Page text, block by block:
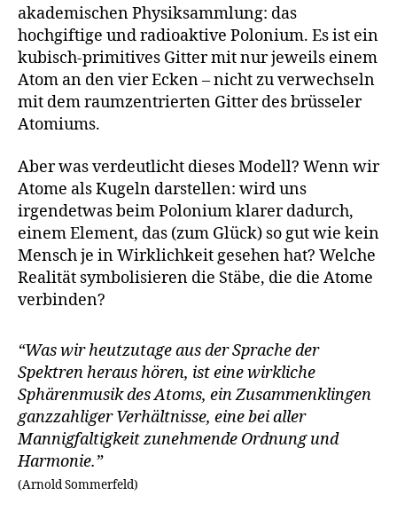
akademischen Physiksammlung: das
hochgiftige und radioaktive Polonium. Es ist ein
kubisch-primitives Gitter mit nur jeweils einem
Atom an den vier Ecken – nicht zu verwechseln
mit dem raumzentrierten Gitter des brüsseler
Atomiums.
Aber was verdeutlicht dieses Modell? Wenn wir
Atome als Kugeln darstellen: wird uns
irgendetwas beim Polonium klarer dadurch,
einem Element, das (zum Glück) so gut wie kein
Mensch je in Wirklichkeit gesehen hat? Welche
Realität symbolisieren die Stäbe, die die Atome
verbinden?
“Was wir heutzutage aus der Sprache der
Spektren heraus hören, ist eine wirkliche
Sphärenmusik des Atoms, ein Zusammenklingen
ganzzahliger Verhältnisse, eine bei aller
Mannigfaltigkeit zunehmende Ordnung und
Harmonie.”
(Arnold Sommerfeld)